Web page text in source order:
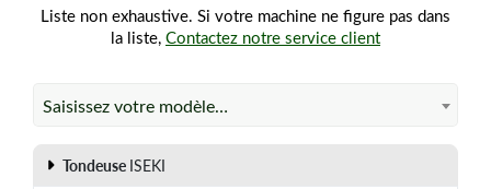
Liste non exhaustive. Si votre machine ne figure pas dans
la liste, Contactez notre service client
Saisissez votre modèle…
Tondeuse ISEKI